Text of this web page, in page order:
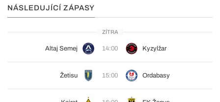
NÁSLEDUJÍCÍ ZÁPASY
ZÍTRA
Altaj Semej 14:00 Kyzylžar
Žetisu 15:00 Ordabasy